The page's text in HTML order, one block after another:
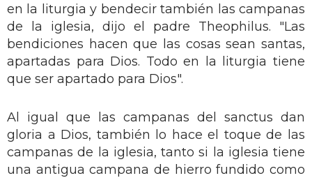
en la liturgia y bendecir también las campanas
de la iglesia, dijo el padre Theophilus. "Las
bendiciones hacen que las cosas sean santas,
apartadas para Dios. Todo en la liturgia tiene
que ser apartado para Dios".
Al igual que las campanas del sanctus dan
gloria a Dios, también lo hace el toque de las
campanas de la iglesia, tanto si la iglesia tiene
una antigua campana de hierro fundido como